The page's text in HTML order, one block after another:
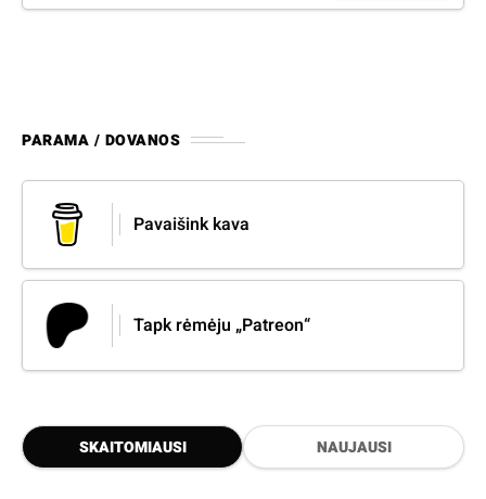
PARAMA / DOVANOS
Pavaišink kava
Tapk rėmėju „Patreon“
SKAITOMIAUSI NAUJAUSI